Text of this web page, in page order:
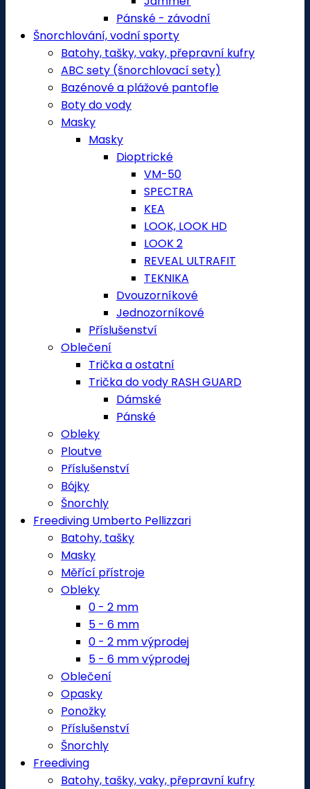
Pánské - závodní
Šnorchlování, vodní sporty
Batohy, tašky, vaky, přepravní kufry
ABC sety (šnorchlovací sety)
Bazénové a plážové pantofle
Boty do vody
Masky
Masky
Dioptrické
VM-50
SPECTRA
KEA
LOOK, LOOK HD
LOOK 2
REVEAL ULTRAFIT
TEKNIKA
Dvouzorníkové
Jednozorníkové
Příslušenství
Oblečení
Trička a ostatní
Trička do vody RASH GUARD
Dámské
Pánské
Obleky
Ploutve
Příslušenství
Bójky
Šnorchly
Freediving Umberto Pellizzari
Batohy, tašky
Masky
Měřící přístroje
Obleky
0 - 2 mm
5 - 6 mm
0 - 2 mm výprodej
5 - 6 mm výprodej
Oblečení
Opasky
Ponožky
Příslušenství
Šnorchly
Freediving
Batohy, tašky, vaky, přepravní kufry